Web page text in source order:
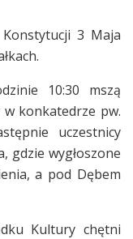
3 Maja
10:30 mszą
konkatedrze pw.
uczestnicy
gdzie wygłoszone
a pod Dębem
Kultury chętni